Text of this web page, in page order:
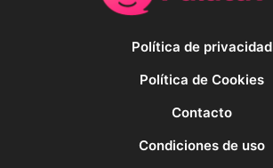
Política de privacidad
Política de Cookies
Contacto
Condiciones de uso